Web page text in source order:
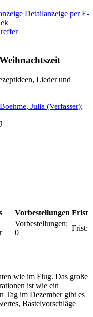
Detailanzeige per E-
Lieder und
Boehme, Julia (Verfasser);
Vorbestellungen Frist
Vorbestellungen:
0
Frist:
wie im Flug. Das große
ist wie ein
Tag im Dezember gibt es
Bastelvorschläge